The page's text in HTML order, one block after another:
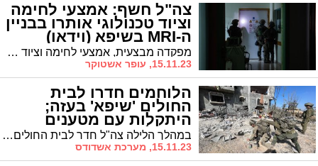
צה"ל חשף: אמצעי לחימה
וציוד טכנולוגי אותרו בבניין
ה-MRI בשיפא (וידאו)
מפקדה מבצעית, אמצעי לחימה וציוד טכנולוגי אותרו בבניין ה-MRI בבית החולים שיפאא׳. כוחות צה"ל בפיקוד אוגדה 36 ממשיכים בפעילות ממוקדת בבית החולים
15.11.23, עופר אשטוקר
הלוחמים חדרו לבית
החולים 'שיפא' בעזה;
היתקלות עם מטענים
ומחבלים במהלך הלילה צה"ל חדר לבית החולים שיפא לפעילות ממוקדת. במקביל ללחימה כוחות צה"ל מסרו ציוד רפואי, אינקובטורים ומזון תינוקות
15.11.23, מערכת אשדודס